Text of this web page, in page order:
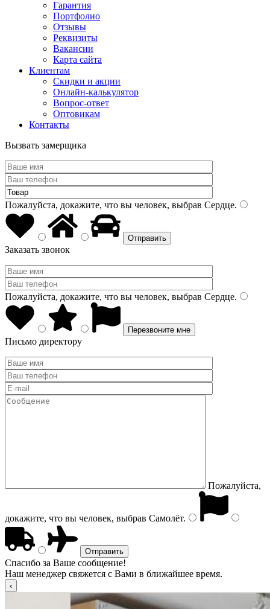
Гарантия
Портфолио
Отзывы
Реквизиты
Вакансии
Карта сайта
Клиентам
Скидки и акции
Онлайн-калькулятор
Вопрос-ответ
Оптовикам
Контакты
Вызвать замерщика
Пожалуйста, докажите, что вы человек, выбрав Сердце.
Заказать звонок
Пожалуйста, докажите, что вы человек, выбрав Сердце.
Письмо директору
Пожалуйста,
докажите, что вы человек, выбрав Самолёт.
Спасибо за Ваше сообщение!
Наш менеджер свяжется с Вами в ближайшее время.